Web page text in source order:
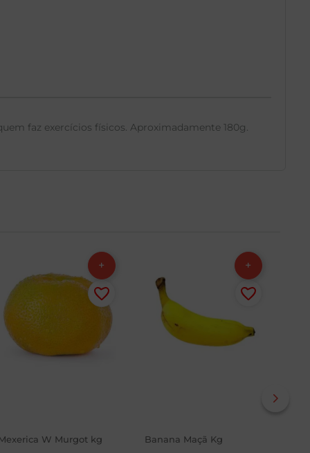
faz exercícios físicos. Aproximadamente 180g.
W Murgot kg Banana Maçã Kg